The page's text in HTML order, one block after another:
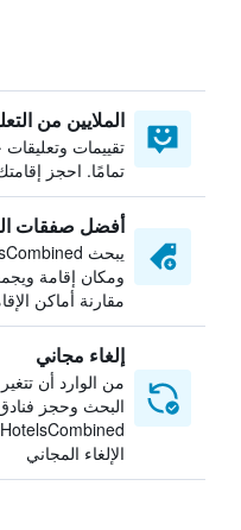
الملايين من
تقييمات وتعليقات
تمامًا. احجز
أفضل صفقات
ومكان إقامة
مقارنة أماكن
إلغاء مجاني
من الوارد أن
البحث وحجز
الإلغاء المجاني